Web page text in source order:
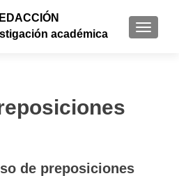
académica
de preposiciones